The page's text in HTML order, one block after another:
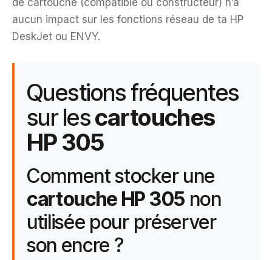
aucun impact sur les fonctions réseau de ta HP
DeskJet ou ENVY.
Questions fréquentes
sur lescartouches
HP 305
Comment stocker une
cartouche HP 305 non
utilisée pour préserver
son encre ?